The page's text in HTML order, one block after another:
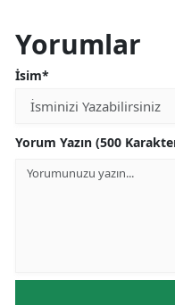
Yorumlar
İsim*
Yorum Yazın (500